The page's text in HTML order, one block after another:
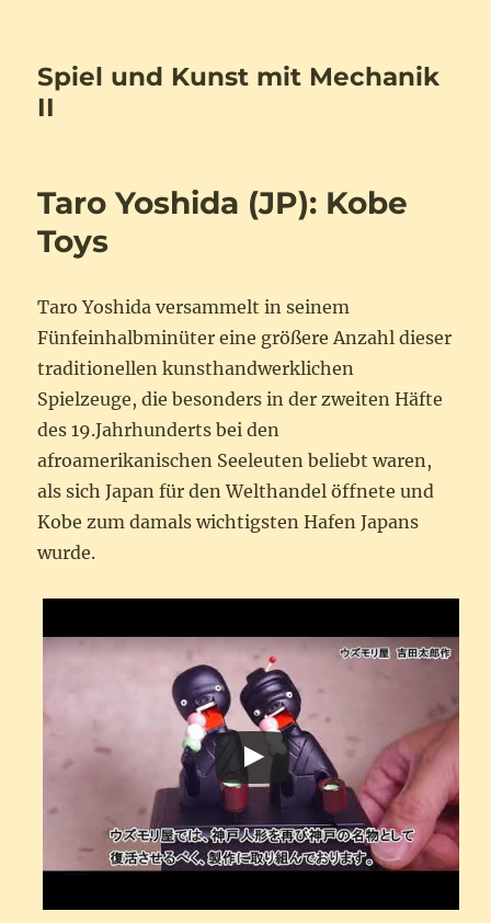
Spiel und Kunst mit Mechanik
II
Taro Yoshida (JP): Kobe
Toys
Taro Yoshida versammelt in seinem
Fünfeinhalbminüter eine größere Anzahl dieser
traditionellen kunsthandwerklichen
Spielzeuge, die besonders in der zweiten Häfte
des 19.Jahrhunderts bei den
afroamerikanischen Seeleuten beliebt waren,
als sich Japan für den Welthandel öffnete und
Kobe zum damals wichtigsten Hafen Japans
wurde.